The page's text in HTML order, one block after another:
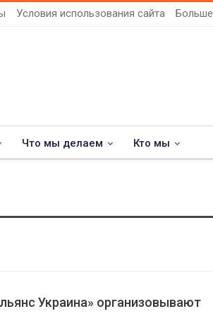
Условия использования сайта Больше
Что мы делаем Кто мы
Украина» организовывают